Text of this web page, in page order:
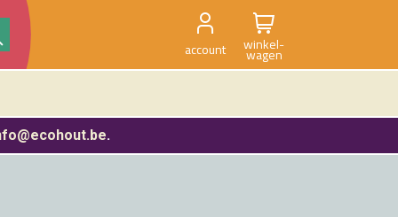
account winkel-
wagen
.